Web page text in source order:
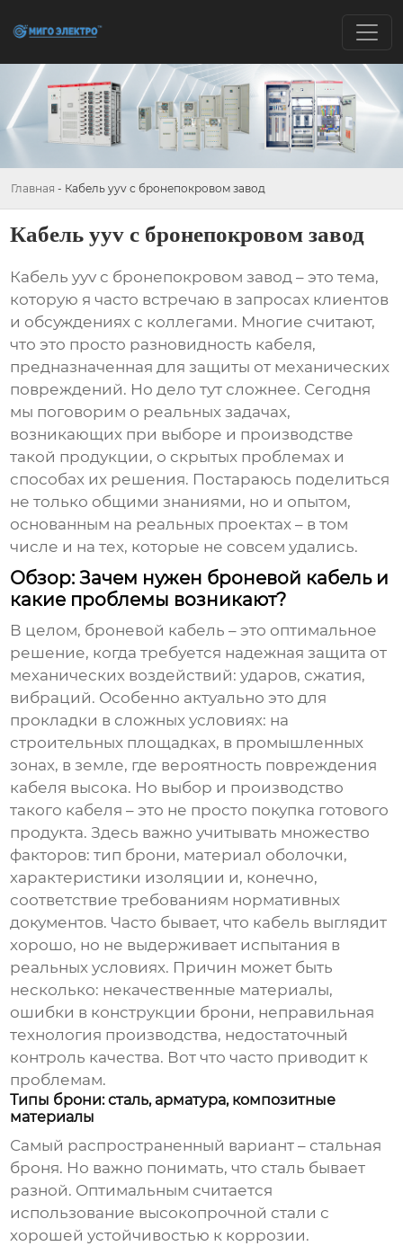
Главная - Кабель yyv с бронепокровом завод
Кабель yyv с бронепокровом завод
Кабель yyv с бронепокровом завод – это тема,
которую я часто встречаю в запросах клиентов
и обсуждениях с коллегами. Многие считают,
что это просто разновидность кабеля,
предназначенная для защиты от механических
повреждений. Но дело тут сложнее. Сегодня
мы поговорим о реальных задачах,
возникающих при выборе и производстве
такой продукции, о скрытых проблемах и
способах их решения. Постараюсь поделиться
не только общими знаниями, но и опытом,
основанным на реальных проектах – в том
числе и на тех, которые не совсем удались.
Обзор: Зачем нужен броневой кабель и
какие проблемы возникают?
В целом, броневой кабель – это оптимальное
решение, когда требуется надежная защита от
механических воздействий: ударов, сжатия,
вибраций. Особенно актуально это для
прокладки в сложных условиях: на
строительных площадках, в промышленных
зонах, в земле, где вероятность повреждения
кабеля высока. Но выбор и производство
такого кабеля – это не просто покупка готового
продукта. Здесь важно учитывать множество
факторов: тип брони, материал оболочки,
характеристики изоляции и, конечно,
соответствие требованиям нормативных
документов. Часто бывает, что кабель выглядит
хорошо, но не выдерживает испытания в
реальных условиях. Причин может быть
несколько: некачественные материалы,
ошибки в конструкции брони, неправильная
технология производства, недостаточный
контроль качества. Вот что часто приводит к
проблемам.
Типы брони: сталь, арматура, композитные
материалы
Самый распространенный вариант – стальная
броня. Но важно понимать, что сталь бывает
разной. Оптимальным считается
использование высокопрочной стали с
хорошей устойчивостью к коррозии.